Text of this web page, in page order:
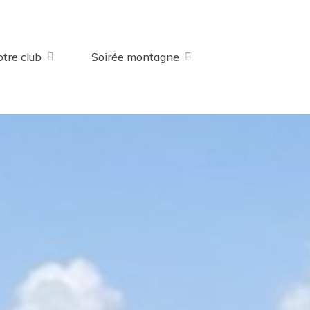
club Soirée montagne